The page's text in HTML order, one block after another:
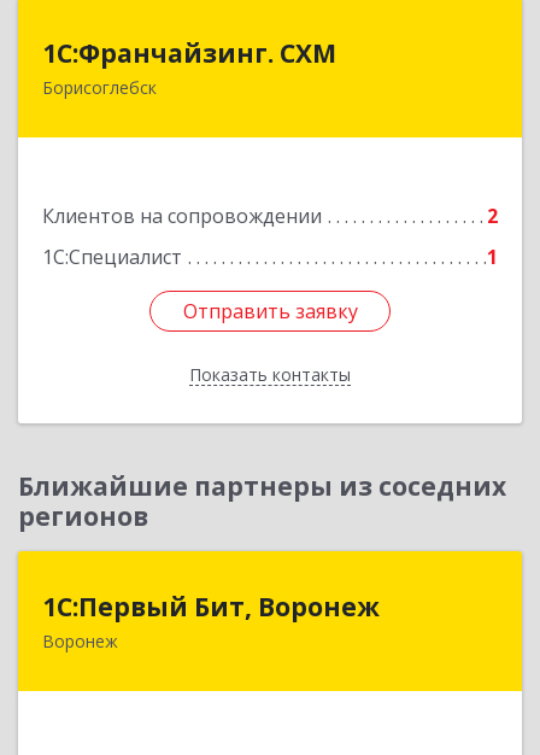
1С:Франчайзинг. СХМ
Борисоглебск
Клиентов на сопровождении
2
1С:Специалист
1
Отправить заявку
Показать контакты
397165, Воронежская обл, Борисоглебский р-н,
Отправить заявку
Назад
Ближайшие партнеры из соседних
регионов
1С:Первый Бит, Воронеж
Воронеж
1С:Первый Бит, Воронеж
394006, Воронежская обл, Воронеж г, 20-летия